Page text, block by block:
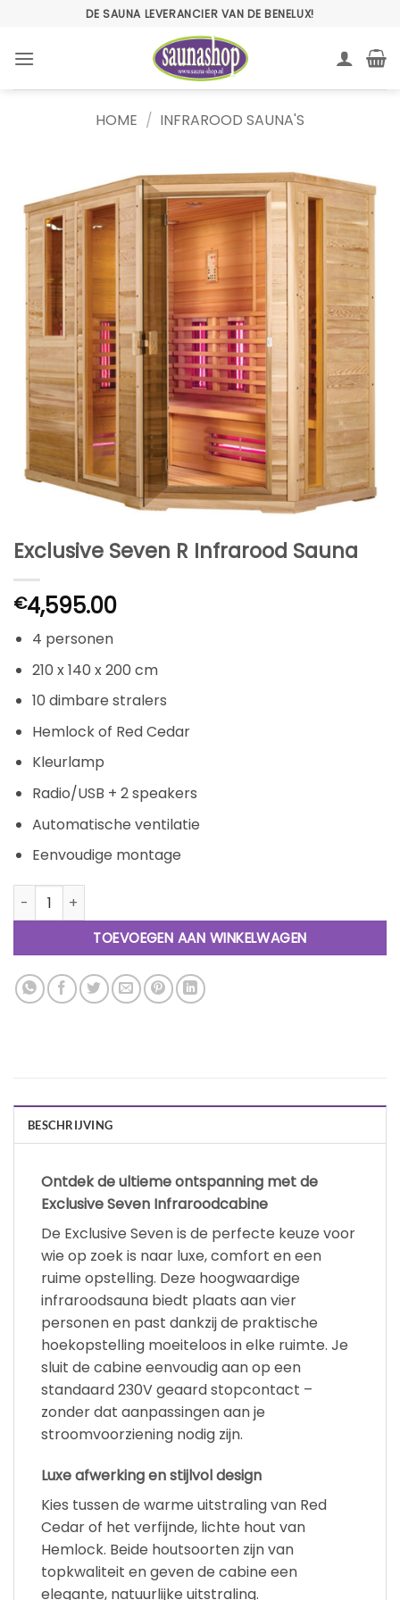
inhoud
DE SAUNA LEVERANCIER VAN DE BENELUX!
HOME / INFRAROOD SAUNA'S
Exclusive Seven R Infrarood Sauna
€4,595.00
4 personen
210 x 140 x 200 cm
10 dimbare stralers
Hemlock of Red Cedar
Kleurlamp
Radio/USB + 2 speakers
Automatische ventilatie
Eenvoudige montage
Exclusive Seven R Infrarood Sauna aantal
TOEVOEGEN AAN WINKELWAGEN
BESCHRIJVING
Ontdek de ultieme ontspanning met de
Exclusive Seven Infraroodcabine
De Exclusive Seven is de perfecte keuze voor
wie op zoek is naar luxe, comfort en een
ruime opstelling. Deze hoogwaardige
infraroodsauna biedt plaats aan vier
personen en past dankzij de praktische
hoekopstelling moeiteloos in elke ruimte. Je
sluit de cabine eenvoudig aan op een
standaard 230V geaard stopcontact –
zonder dat aanpassingen aan je
stroomvoorziening nodig zijn.
Luxe afwerking en stijlvol design
Kies tussen de warme uitstraling van Red
Cedar of het verfijnde, lichte hout van
Hemlock. Beide houtsoorten zijn van
topkwaliteit en geven de cabine een
elegante, natuurlijke uitstraling.